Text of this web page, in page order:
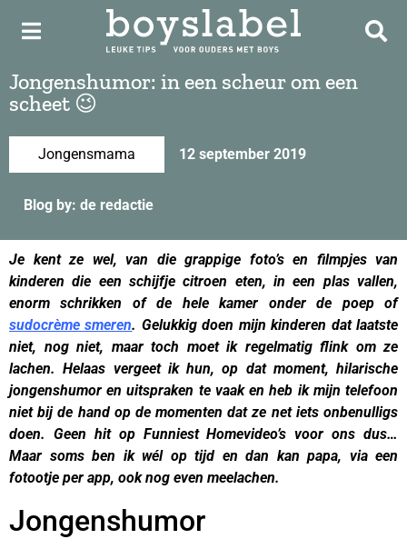
Jongenshumor: in een scheur om een
scheet 😉
Jongensmama 12 september 2019
Blog by: de redactie
Je kent ze wel, van die grappige foto’s en filmpjes van
kinderen die een schijfje citroen eten, in een plas vallen,
enorm schrikken of de hele kamer onder de poep of
sudocrème smeren. Gelukkig doen mijn kinderen dat laatste
niet, nog niet, maar toch moet ik regelmatig flink om ze
lachen. Helaas vergeet ik hun, op dat moment, hilarische
jongenshumor en uitspraken te vaak en heb ik mijn telefoon
niet bij de hand op de momenten dat ze net iets onbenulligs
doen. Geen hit op Funniest Homevideo’s voor ons dus…
Maar soms ben ik wél op tijd en dan kan papa, via een
fotootje per app, ook nog even meelachen.
Jongenshumor